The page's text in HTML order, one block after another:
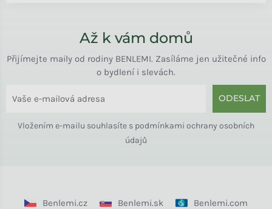
Až k vám domů
Přijímejte maily od rodiny BENLEMI. Zasíláme jen užitečné info
o bydlení i slevách.
ODESLAT
Vložením e-mailu souhlasíte s podmínkami ochrany osobních
údajů
Benlemi.cz Benlemi.sk Benlemi.com